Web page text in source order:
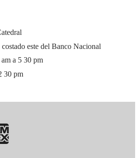
este del Banco Nacional
a 5 30 pm
30 pm
American Express